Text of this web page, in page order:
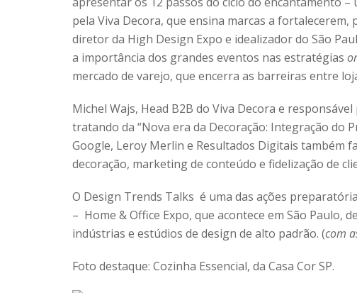
pela Viva Decora, que ensina marcas a fortalecerem,
diretor da High Design Expo e idealizador do São
a importância dos grandes eventos nas estratégias
mercado de varejo, que encerra as barreiras entre
Michel Wajs, Head B2B do Viva Decora e
tratando da “Nova era da Decoração: Integração do
Google, Leroy Merlin e Resultados Digitais também
decoração, marketing de conteúdo e fidelização de
O Design Trends Talks é uma das ações
– Home & Office Expo, que acontece em São Paulo,
indústrias e estúdios de design de alto padrão. (com
Foto destaque: Cozinha Essencial, da Casa Cor SP.